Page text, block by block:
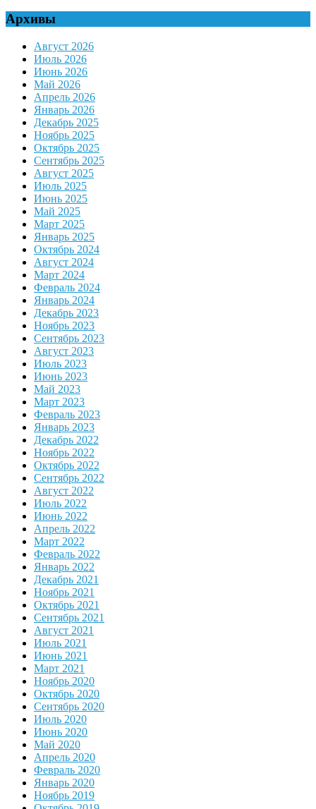
Архивы
Август 2026
Июль 2026
Июнь 2026
Май 2026
Апрель 2026
Январь 2026
Декабрь 2025
Ноябрь 2025
Октябрь 2025
Сентябрь 2025
Август 2025
Июль 2025
Июнь 2025
Май 2025
Март 2025
Январь 2025
Октябрь 2024
Август 2024
Март 2024
Февраль 2024
Январь 2024
Декабрь 2023
Ноябрь 2023
Сентябрь 2023
Август 2023
Июль 2023
Июнь 2023
Май 2023
Март 2023
Февраль 2023
Январь 2023
Декабрь 2022
Ноябрь 2022
Октябрь 2022
Сентябрь 2022
Август 2022
Июль 2022
Июнь 2022
Апрель 2022
Март 2022
Февраль 2022
Январь 2022
Декабрь 2021
Ноябрь 2021
Октябрь 2021
Сентябрь 2021
Август 2021
Июль 2021
Июнь 2021
Март 2021
Ноябрь 2020
Октябрь 2020
Сентябрь 2020
Июль 2020
Июнь 2020
Май 2020
Апрель 2020
Февраль 2020
Январь 2020
Ноябрь 2019